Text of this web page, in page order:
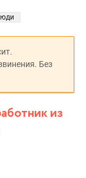
Без
из